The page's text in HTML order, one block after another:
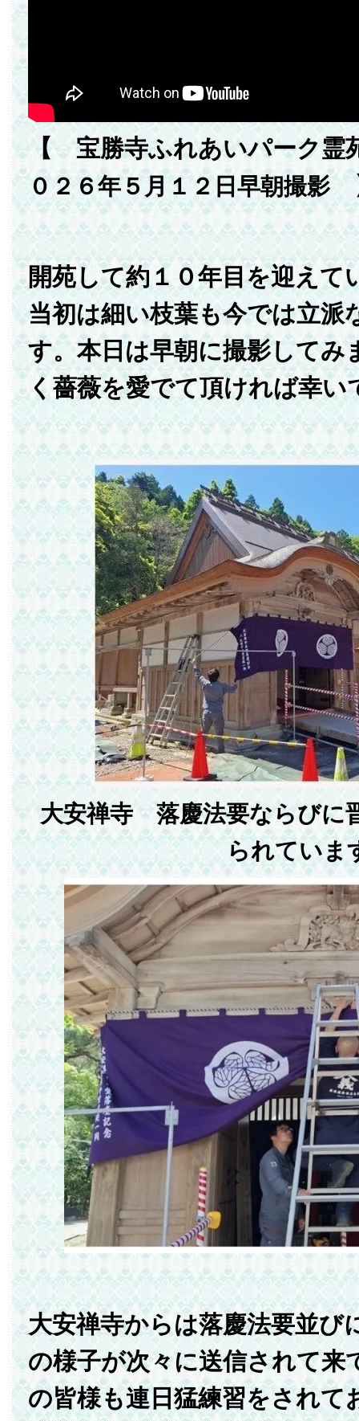
【 宝勝寺ふれあいパーク
０２６年５月１２日早朝撮影
開苑して約１０年目を迎えて
当初は細い枝葉も今では立派
す。本日は早朝に撮影してみ
く薔薇を愛でて頂ければ幸い
大安禅寺 落慶法要ならびに
られていま
大安禅寺からは落慶法要並び
の様子が次々に送信されて来
の皆様も連日猛練習をされて